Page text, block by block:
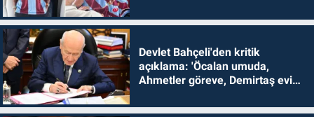
Devlet Bahçeli'den kritik
açıklama: 'Öcalan umuda,
Ahmetler göreve, Demirtaş evine